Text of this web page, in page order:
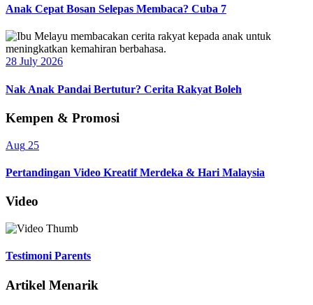
Anak Cepat Bosan Selepas Membaca? Cuba 7
28 July 2026
Nak Anak Pandai Bertutur? Cerita Rakyat Boleh
Kempen & Promosi
Aug 25
Pertandingan Video Kreatif Merdeka & Hari Malaysia
Video
Testimoni Parents
Artikel Menarik